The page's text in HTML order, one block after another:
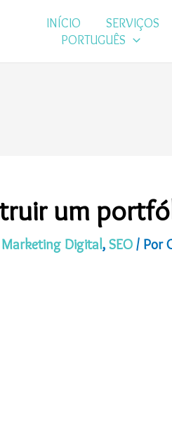
INÍCIO SERVIÇOS
PORTUGUÊS
um
Marketing Digital, SEO / Por